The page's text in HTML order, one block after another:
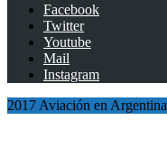
Facebook
Twitter
Youtube
Mail
Instagram
2017 Aviación en Argentina